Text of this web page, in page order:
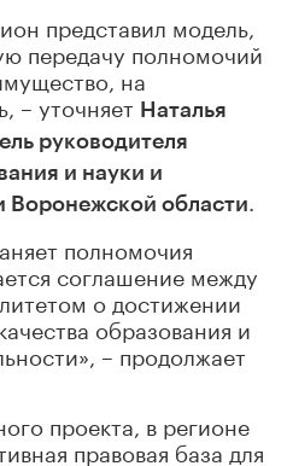
представил модель,
передачу полномочий
на
– уточняет Наталья
руководителя
и науки и
Воронежской области
полномочия
соглашение между
о достижении
образования и
– продолжает
проекта, в регионе
правовая база для